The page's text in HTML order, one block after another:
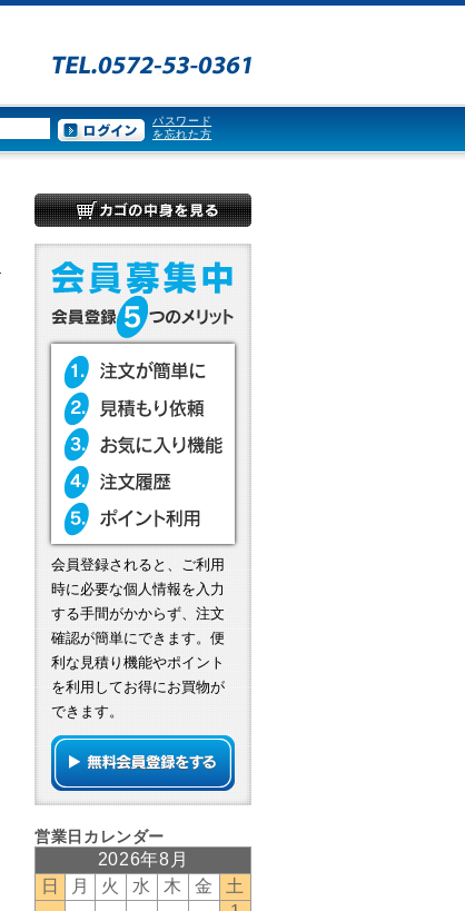
パスワード
を忘れた方
会員登録されると、ご利用
時に必要な個人情報を入力
する手間がかからず、注文
確認が簡単にできます。便
利な見積り機能やポイント
を利用してお得にお買物が
できます。